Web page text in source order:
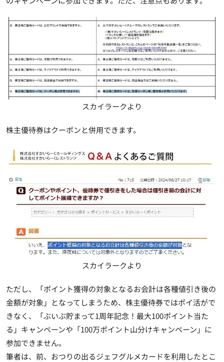
スカイラークより
株主優待券はクーポンと併用できます。
スカイラークより
ただし、「ポイント獲得の対象となるお会計は各種値引き後の
金額が対象」となってしまうため、株主優待券ではポイ活がで
きなく、「ぶいぶ貯まって1周年記念！最大100ポイント当た
る」キャンペーンや「100万ポイント山分けキャンペーン」に
参加できません。
筆者は、前、おつりの出るジェフグルメカードを利用したとこ